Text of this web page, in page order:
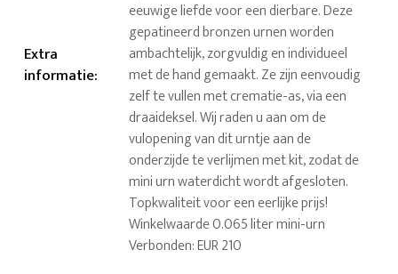
Extra
informatie:
eeuwige liefde voor een dierbare. Deze
gepatineerd bronzen urnen worden
ambachtelijk, zorgvuldig en individueel
met de hand gemaakt. Ze zijn eenvoudig
zelf te vullen met crematie-as, via een
draaideksel. Wij raden u aan om de
vulopening van dit urntje aan de
onderzijde te verlijmen met kit, zodat de
mini urn waterdicht wordt afgesloten.
Topkwaliteit voor een eerlijke prijs!
Winkelwaarde 0.065 liter mini-urn
Verbonden: EUR 210